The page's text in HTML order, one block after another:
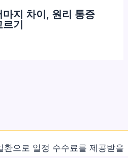
지 차이, 원리 통증
기
으로 일정 수수료를 제공받을